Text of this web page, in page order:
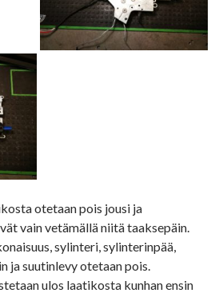
otetaan pois jousi ja
vain vetämällä niitä taaksepäin.
sylinteri, sylinterinpää,
ja suutinlevy otetaan pois.
ulos laatikosta kunhan ensin